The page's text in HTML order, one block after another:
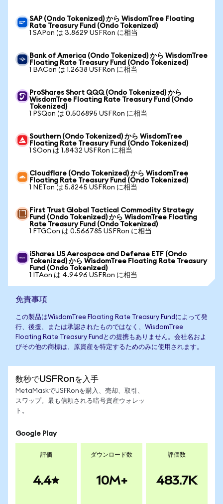
SAP (Ondo Tokenized) から WisdomTree Floating
Rate Treasury Fund (Ondo Tokenized)
1 SAPon は 3.8629 USFRon に相当
Bank of America (Ondo Tokenized) から WisdomTree
Floating Rate Treasury Fund (Ondo Tokenized)
1 BACon は 1.2638 USFRon に相当
ProShares Short QQQ (Ondo Tokenized) から
WisdomTree Floating Rate Treasury Fund (Ondo
Tokenized)
1 PSQon は 0.506895 USFRon に相当
Southern (Ondo Tokenized) から WisdomTree
Floating Rate Treasury Fund (Ondo Tokenized)
1 SOon は 1.8432 USFRon に相当
Cloudflare (Ondo Tokenized) から WisdomTree
Floating Rate Treasury Fund (Ondo Tokenized)
1 NETon は 5.8245 USFRon に相当
First Trust Global Tactical Commodity Strategy
Fund (Ondo Tokenized) から WisdomTree Floating
Rate Treasury Fund (Ondo Tokenized)
1 FTGCon は 0.566785 USFRon に相当
iShares US Aerospace and Defense ETF (Ondo
Tokenized) から WisdomTree Floating Rate Treasury
Fund (Ondo Tokenized)
1 ITAon は 4.9496 USFRon に相当
免責事項
この製品はWisdomTree Floating Rate Treasury Fundによって発
行、後援、または承認されたものではなく、WisdomTree
Floating Rate Treasury Fundとの提携もありません。会社名およ
びその他の商標は、原資産を特定するためのみに使用されます。
数秒でUSFRonを入手
MetaMaskでUSFRonを購入、売却、取引、
スワップ。最も信頼される暗号資産ウォレッ
ト。
Google Play
評価
4.4
ダウンロード数
10M+
評価数
483.7K